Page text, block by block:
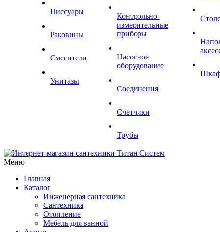
Писсуары
Раковины
Смесители
Унитазы
Контрольно-
измерительные
приборы
Насосное
оборудование
Соединения
Счетчики
Трубы
Меню
Главная
Каталог
Инженерная сантехника
Сантехника
Отопление
Мебель для ванной